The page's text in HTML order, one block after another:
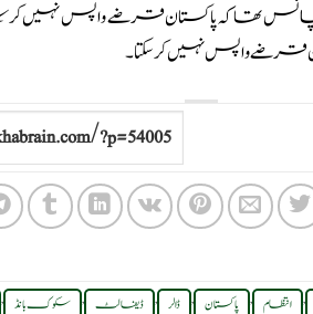
اس وقت صرف 5 فیصد چانس تھا کہ پاکستان قرضے
, انتظام , پاکستان , ڈالر , ڈیفالٹ , سکوک بانڈ ,